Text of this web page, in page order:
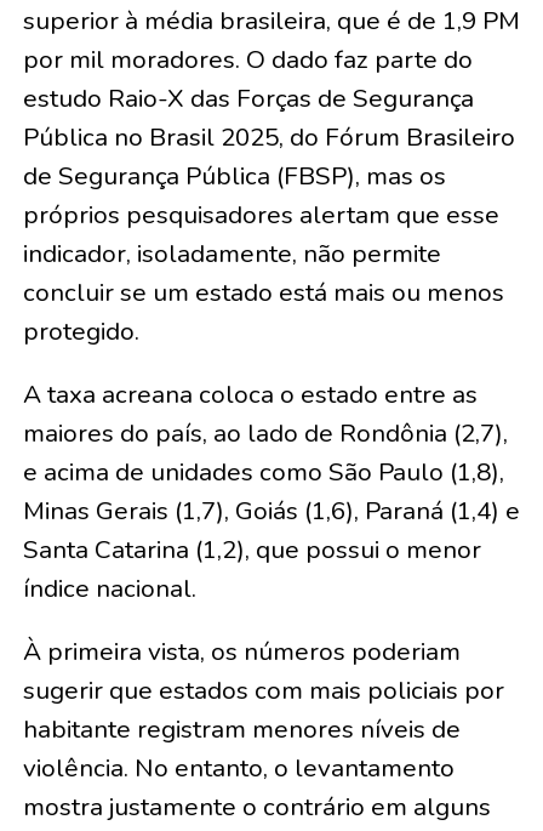
superior à média brasileira, que é de 1,9 PM
por mil moradores. O dado faz parte do
estudo Raio-X das Forças de Segurança
Pública no Brasil 2025, do Fórum Brasileiro
de Segurança Pública (FBSP), mas os
próprios pesquisadores alertam que esse
indicador, isoladamente, não permite
concluir se um estado está mais ou menos
protegido.
A taxa acreana coloca o estado entre as
maiores do país, ao lado de Rondônia (2,7),
e acima de unidades como São Paulo (1,8),
Minas Gerais (1,7), Goiás (1,6), Paraná (1,4) e
Santa Catarina (1,2), que possui o menor
índice nacional.
À primeira vista, os números poderiam
sugerir que estados com mais policiais por
habitante registram menores níveis de
violência. No entanto, o levantamento
mostra justamente o contrário em alguns